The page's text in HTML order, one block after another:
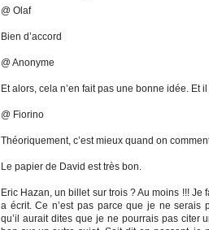
@ Olaf
Bien d’accord
@ Anonyme
Et alors, cela n’en fait pas une bonne idée. Et
@ Fiorino
Théoriquement, c’est mieux quand on
Le papier de David est très bon.
Eric Hazan, un billet sur trois ? Au moins !!! Je
a écrit. Ce n’est pas parce que je ne serais
qu’il aurait dites que je ne pourrais pas citer